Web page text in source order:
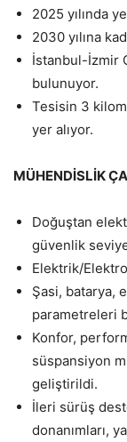
2025 yılında
2030 yılına
İstanbul-İzmir
bulunuyor.
Tesisin 3
yer alıyor.
MÜHENDİSLİK
Doğuştan
güvenlik
Elektrik/
Şasi, batarya,
parametreleri
Konfor,
süspansiyon
geliştirildi.
İleri sürüş
donanımları,